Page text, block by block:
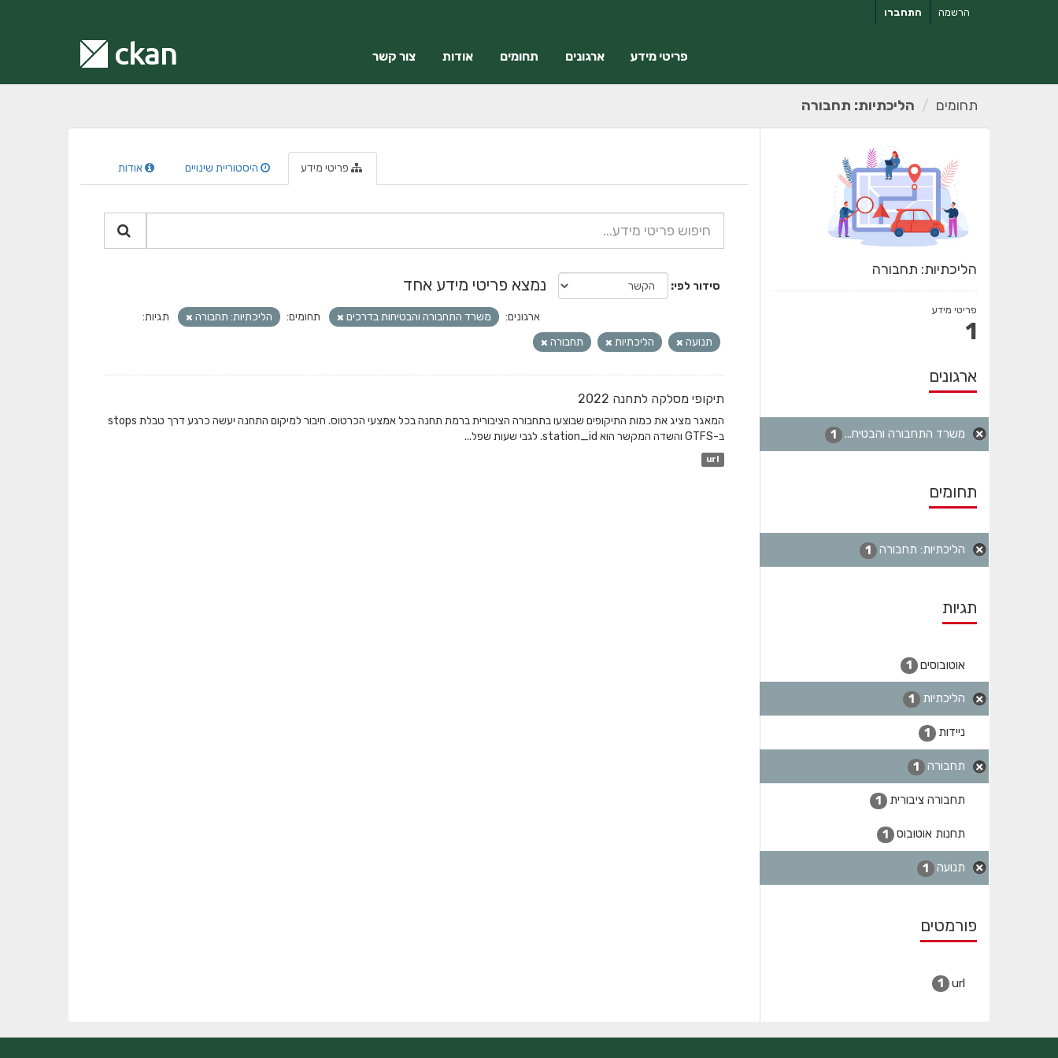
התחברו הרשמה
פריטי מידע ארגונים תחומים אודות צור קשר
תחומים הליכתיות: תחבורה
הליכתיות: תחבורה
פריטי מידע
1
ארגונים
משרד התחבורה והבטיח... 1
תחומים
הליכתיות: תחבורה 1
תגיות
אוטובוסים 1
הליכתיות 1
ניידות 1
תחבורה 1
תחבורה ציבורית 1
תחנות אוטובוס 1
תנועה 1
פורמטים
url
1
פריטי מידע היסטוריית שינויים אודות
סידור לפי נמצא פריטי מידע אחד
ארגונים: משרד התחבורה והבטיחות בדרכים תחומים: הליכתיות: תחבורה
תגיות:
תנועה
הליכתיות תחבורה
תיקופי מסלקה לתחנה 2022
המאגר מציג את כמות התיקופים שבוצעו בתחבורה הציבורית ברמת תחנה בכל אמצעי הכרטוס. חיבור למיקום התחנה יעשה כרגע דרך טבלת stops
ב-GTFS והשדה המקשר הוא station_id. לגבי שעות שפל...
url